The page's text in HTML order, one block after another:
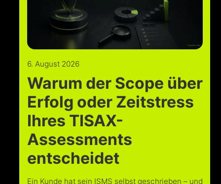
6. August 2026
Warum der Scope über
Erfolg oder Zeitstress
Ihres TISAX-
Assessments
entscheidet
Ein Kunde hat sein ISMS selbst geschrieben – und